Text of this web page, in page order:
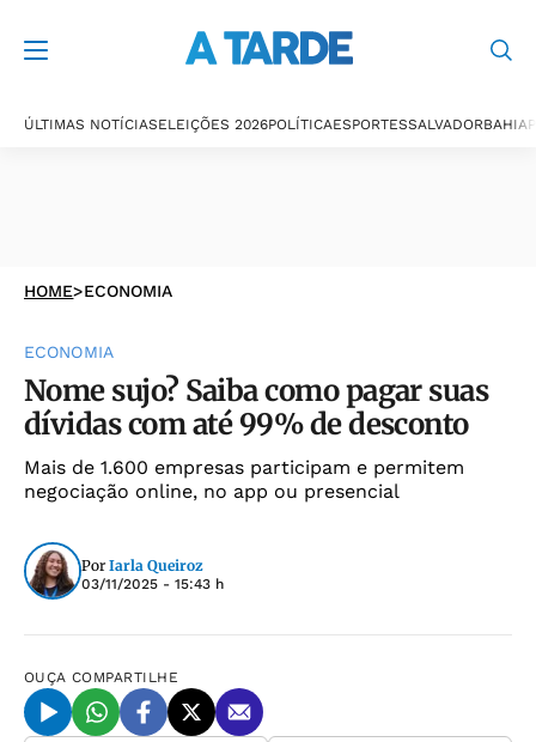
ÚLTIMAS NOTÍCIASELEIÇÕES 2026POLÍTICAESPORTESSALVADORBAHIA
HOME>ECONOMIA
ECONOMIA
Nome sujo? Saiba como pagar suas
dívidas com até 99% de desconto
Mais de 1.600 empresas participam e permitem
negociação online, no app ou presencial
Por Iarla Queiroz
03/11/2025 - 15:43 h
OUÇA COMPARTILHE